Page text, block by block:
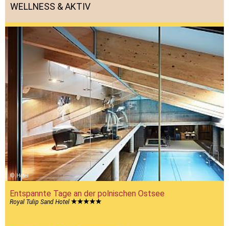
WELLNESS & AKTIV
Hotel
Entspannte Tage an der polnischen Ostsee
Royal Tulip Sand Hotel